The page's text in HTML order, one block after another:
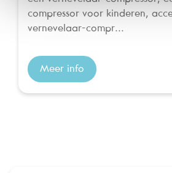
compressor voor kinderen,
vernevelaar-compr...
Meer info